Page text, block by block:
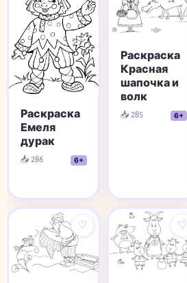
Раскраска
Емеля
дурак
📥 286 6+
Раскраска
Красная
шапочка и
волк
📥 285 6+
♡ ♡